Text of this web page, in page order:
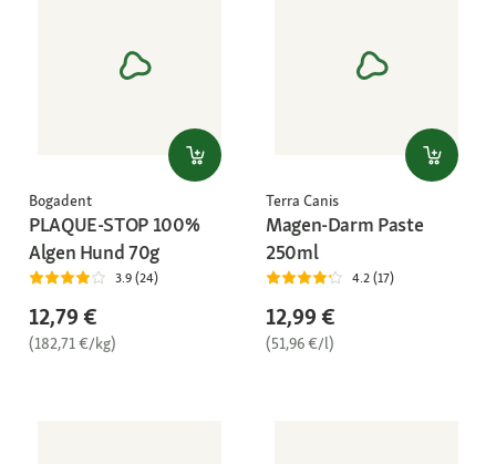
Bogadent
PLAQUE-STOP 100%
Algen Hund 70g
3.9 (24)
12,79 €
(182,71 €/kg)
Terra Canis
Magen-Darm Paste
250ml
4.2 (17)
12,99 €
(51,96 €/l)